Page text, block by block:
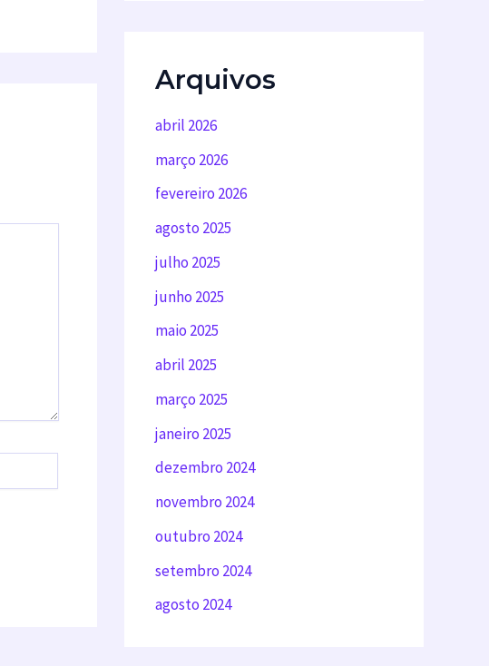
Arquivos
abril 2026
março 2026
fevereiro 2026
agosto 2025
julho 2025
junho 2025
maio 2025
abril 2025
março 2025
janeiro 2025
dezembro 2024
novembro 2024
outubro 2024
setembro 2024
agosto 2024